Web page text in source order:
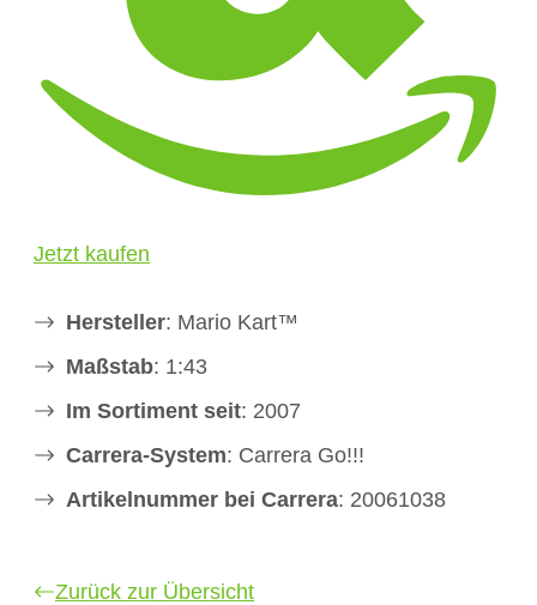
Jetzt kaufen
Hersteller: Mario Kart™
Maßstab: 1:43
Im Sortiment seit: 2007
Carrera-System: Carrera Go!!!
Artikelnummer bei Carrera: 20061038
Zurück zur Übersicht